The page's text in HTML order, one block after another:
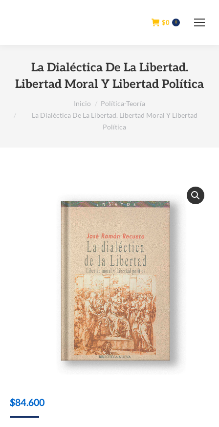
$0 0
La Dialéctica De La Libertad.
Libertad Moral Y Libertad Política
Inicio
Política-Teoría
La Dialéctica De La Libertad. Libertad Moral Y Libertad
Política
$84.600